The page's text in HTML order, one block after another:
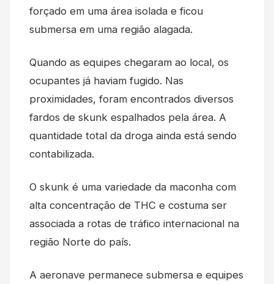
forçado em uma área isolada e ficou
submersa em uma região alagada.
Quando as equipes chegaram ao local, os
ocupantes já haviam fugido. Nas
proximidades, foram encontrados diversos
fardos de skunk espalhados pela área. A
quantidade total da droga ainda está sendo
contabilizada.
O skunk é uma variedade da maconha com
alta concentração de THC e costuma ser
associada a rotas de tráfico internacional na
região Norte do país.
A aeronave permanece submersa e equipes